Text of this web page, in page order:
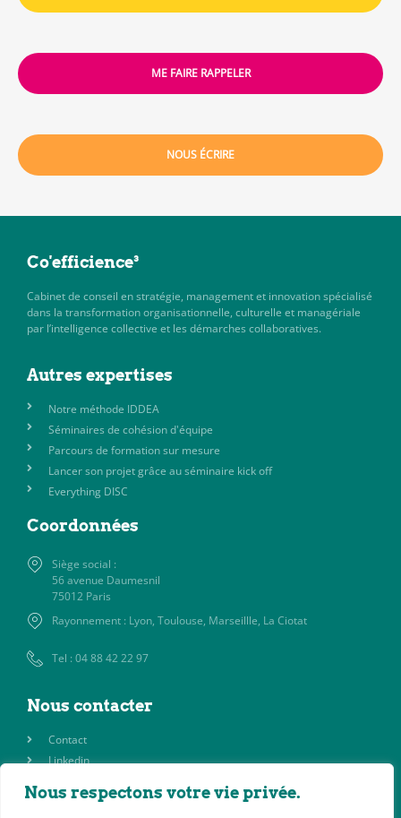
Nous respectons votre vie privée.
ME FAIRE RAPPELER
NOUS ÉCRIRE
Co'efficience³
Cabinet de conseil en stratégie, management et innovation spécialisé
dans la transformation organisationnelle, culturelle et managériale
par l’intelligence collective et les démarches collaboratives.
Autres expertises
Notre méthode IDDEA
Séminaires de cohésion d'équipe
Parcours de formation sur mesure
Lancer son projet grâce au séminaire kick off
Everything DISC
Coordonnées
Siège social :
56 avenue Daumesnil
75012 Paris
Rayonnement : Lyon, Toulouse, Marseillle, La Ciotat
Tel : 04 88 42 22 97
Nous contacter
Contact
Linkedin
Pages légales